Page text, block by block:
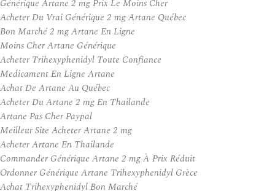
Générique Artane 2 mg Prix Le Moins Cher
Acheter Du Vrai Générique 2 mg Artane Québec
Bon Marché 2 mg Artane En Ligne
Moins Cher Artane Générique
Acheter Trihexyphenidyl Toute Confiance
Medicament En Ligne Artane
Achat De Artane Au Québec
Acheter Du Artane 2 mg En Thailande
Artane Pas Cher Paypal
Meilleur Site Acheter Artane 2 mg
Acheter Artane En Thailande
Commander Générique Artane 2 mg À Prix Réduit
Ordonner Générique Artane Trihexyphenidyl Grèce
Achat Trihexyphenidyl Bon Marché